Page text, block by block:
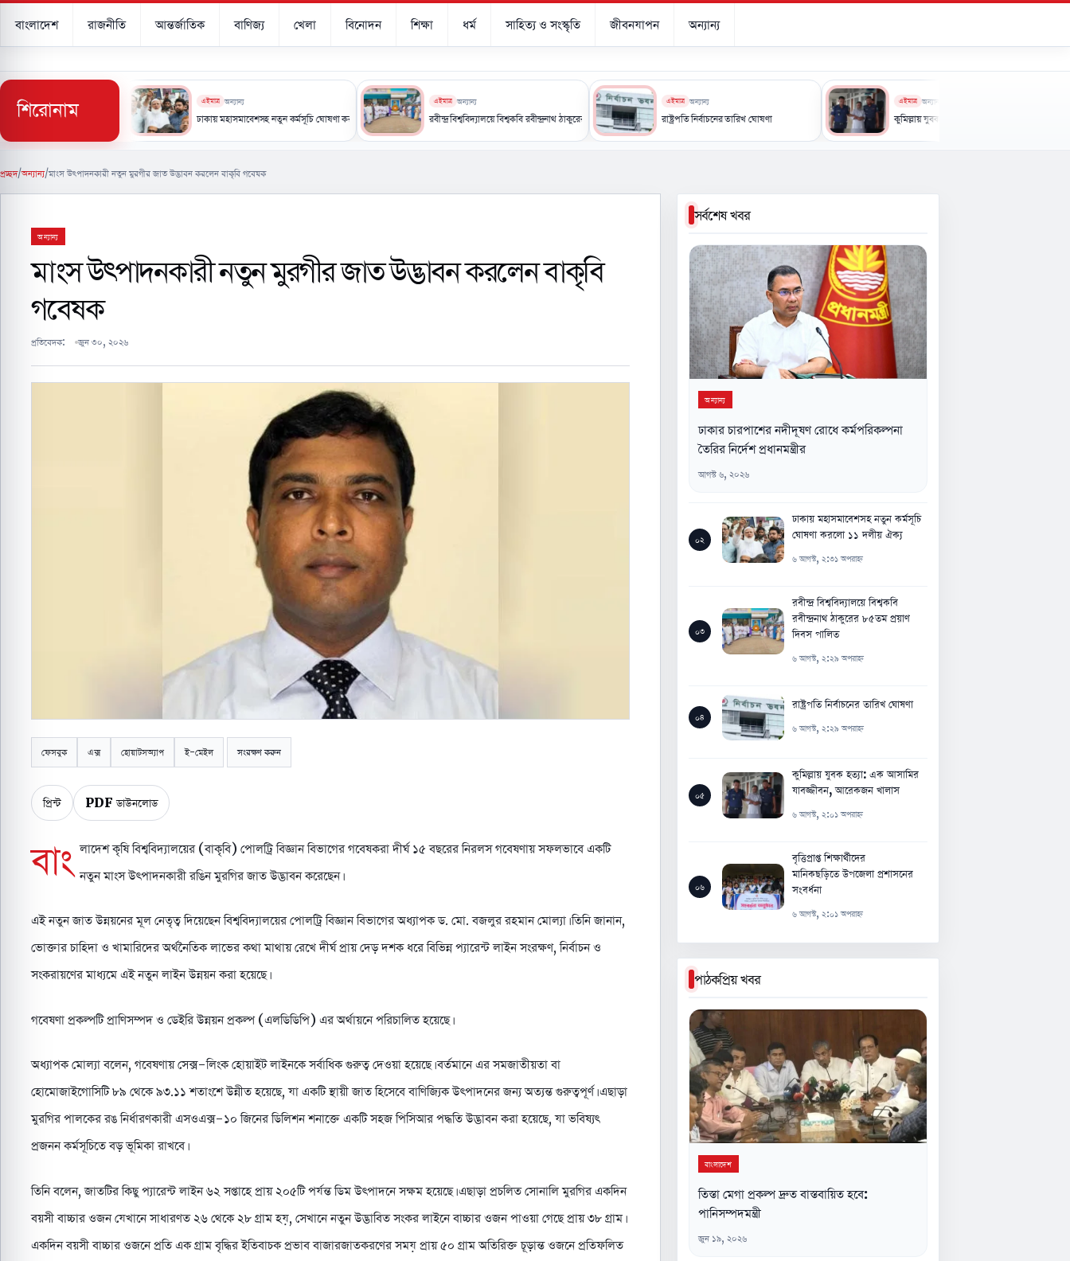
বাংলাদেশ রাজনীতি আন্তর্জাতিক বাণিজ্য খেলা বিনোদন শিক্ষা ধর্ম সাহিত্য ও সংস্কৃতি জীবনযাপন অন্যান্য
শিরোনাম
কর্মপরিকল্পনা তৈরির নির্দেশ প্রধানমন্ত্রীর
এইমাত্র অন্যান্য
ঢাকায় মহাসমাবেশসহ নতুন কর্মসূচি ঘোষণা করলো ১১ দলীয় ঐক্য
এইমাত্র অন্যান্য
রবীন্দ্র বিশ্ববিদ্যালয়ে বিশ্বকবি রবীন্দ্রনাথ ঠাকুরের ৮৫তম প্রয়াণ দিবস পালিত
এইমাত্র অন্যান্য
রাষ্ট্রপতি নির্বাচনের তারিখ ঘোষণা
এইমাত্র অন্যান্য
কুমিল্লায় যুবক হত্যা: এক আসামির যাবজ্জীবন, আরেকজন খালাস
প্রচ্ছদ/অন্যান্য/মাংস উৎপাদনকারী নতুন মুরগীর জাত উদ্ভাবন করলেন বাকৃবি গবেষক
অন্যান্য
মাংস উৎপাদনকারী নতুন মুরগীর জাত উদ্ভাবন করলেন বাকৃবি
গবেষক
প্রতিবেদক: জুন ৩০, ২০২৬
ফেসবুক এক্স হোয়াটসঅ্যাপ ই-মেইল সংরক্ষণ করুন
প্রিন্ট PDF ডাউনলোড
বাং লাদেশ কৃষি বিশ্ববিদ্যালয়ের (বাকৃবি) পোলট্রি বিজ্ঞান বিভাগের গবেষকরা দীর্ঘ ১৫ বছরের নিরলস গবেষণায় সফলভাবে একটি
নতুন মাংস উৎপাদনকারী রঙিন মুরগির জাত উদ্ভাবন করেছেন।
এই নতুন জাত উন্নয়নের মূল নেতৃত্ব দিয়েছেন বিশ্ববিদ্যালয়ের পোলট্রি বিজ্ঞান বিভাগের অধ্যাপক ড. মো. বজলুর রহমান মোল্যা। তিনি জানান,
ভোক্তার চাহিদা ও খামারিদের অর্থনৈতিক লাভের কথা মাথায় রেখে দীর্ঘ প্রায় দেড় দশক ধরে বিভিন্ন প্যারেন্ট লাইন সংরক্ষণ, নির্বাচন ও
সংকরায়ণের মাধ্যমে এই নতুন লাইন উন্নয়ন করা হয়েছে।
গবেষণা প্রকল্পটি প্রাণিসম্পদ ও ডেইরি উন্নয়ন প্রকল্প (এলডিডিপি) এর অর্থায়নে পরিচালিত হয়েছে।
অধ্যাপক মোল্যা বলেন, গবেষণায় সেক্স-লিংক হোয়াইট লাইনকে সর্বাধিক গুরুত্ব দেওয়া হয়েছে। বর্তমানে এর সমজাতীয়তা বা
হোমোজাইগোসিটি ৮৯ থেকে ৯৩.১১ শতাংশে উন্নীত হয়েছে, যা একটি স্থায়ী জাত হিসেবে বাণিজ্যিক উৎপাদনের জন্য অত্যন্ত গুরুত্বপূর্ণ। এছাড়া
মুরগির পালকের রঙ নির্ধারণকারী এসওএক্স-১০ জিনের ডিলিশন শনাক্তে একটি সহজ পিসিআর পদ্ধতি উদ্ভাবন করা হয়েছে, যা ভবিষ্যৎ
প্রজনন কর্মসূচিতে বড় ভূমিকা রাখবে।
তিনি বলেন, জাতটির কিছু প্যারেন্ট লাইন ৬২ সপ্তাহে প্রায় ২০৫টি পর্যন্ত ডিম উৎপাদনে সক্ষম হয়েছে। এছাড়া প্রচলিত সোনালি মুরগির একদিন
বয়সী বাচ্চার ওজন যেখানে সাধারণত ২৬ থেকে ২৮ গ্রাম হয়, সেখানে নতুন উদ্ভাবিত সংকর লাইনে বাচ্চার ওজন পাওয়া গেছে প্রায় ৩৮ গ্রাম।
একদিন বয়সী বাচ্চার ওজনে প্রতি এক গ্রাম বৃদ্ধির ইতিবাচক প্রভাব বাজারজাতকরণের সময় প্রায় ৫০ গ্রাম অতিরিক্ত চূড়ান্ত ওজনে প্রতিফলিত
সর্বশেষ খবর
অন্যান্য
ঢাকার চারপাশের নদীদূষণ রোধে কর্মপরিকল্পনা
তৈরির নির্দেশ প্রধানমন্ত্রীর
আগস্ট ৬, ২০২৬
০২
ঢাকায় মহাসমাবেশসহ নতুন কর্মসূচি
ঘোষণা করলো ১১ দলীয় ঐক্য
৬ আগস্ট, ২:৩১ অপরাহ্ন
০৩
রবীন্দ্র বিশ্ববিদ্যালয়ে বিশ্বকবি
রবীন্দ্রনাথ ঠাকুরের ৮৫তম প্রয়াণ
দিবস পালিত
৬ আগস্ট, ২:২৯ অপরাহ্ন
০৪
রাষ্ট্রপতি নির্বাচনের তারিখ ঘোষণা
৬ আগস্ট, ২:২৯ অপরাহ্ন
০৫
কুমিল্লায় যুবক হত্যা: এক আসামির
যাবজ্জীবন, আরেকজন খালাস
৬ আগস্ট, ২:০১ অপরাহ্ন
০৬
বৃত্তিপ্রাপ্ত শিক্ষার্থীদের
মানিকছড়িতে উপজেলা প্রশাসনের
সংবর্ধনা
৬ আগস্ট, ২:০১ অপরাহ্ন
পাঠকপ্রিয় খবর
বাংলাদেশ
তিস্তা মেগা প্রকল্প দ্রুত বাস্তবায়িত হবে:
পানিসম্পদমন্ত্রী
জুন ১৯, ২০২৬